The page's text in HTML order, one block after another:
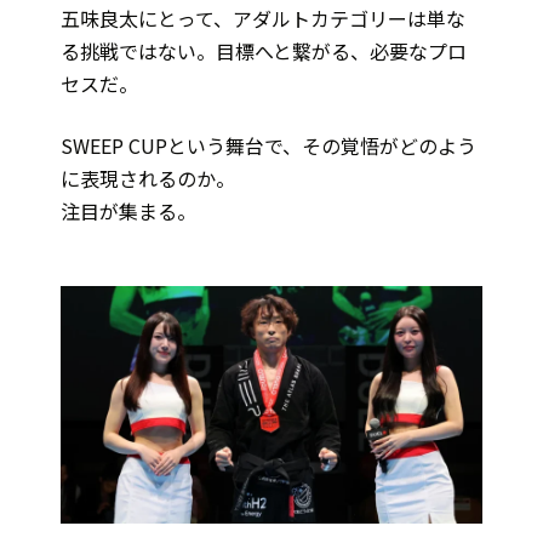
五味良太にとって、アダルトカテゴリーは単な
る挑戦ではない。目標へと繋がる、必要なプロ
セスだ。
SWEEP CUPという舞台で、その覚悟がどのよう
に表現されるのか。
注目が集まる。